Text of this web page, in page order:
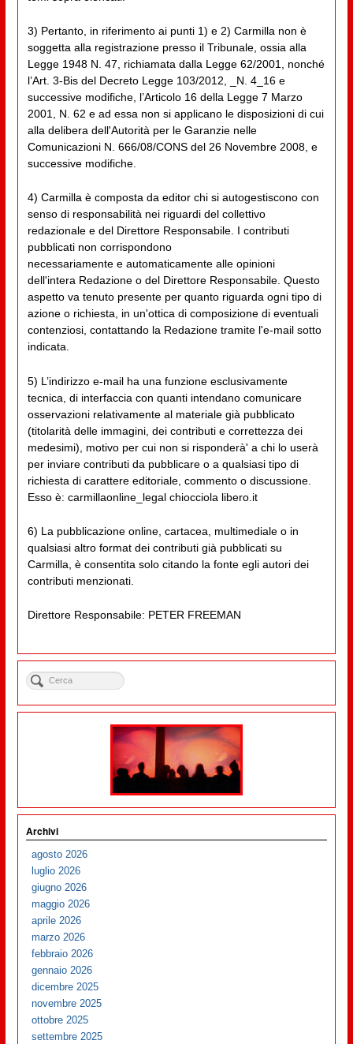
3) Pertanto, in riferimento ai punti 1) e 2) Carmilla non è
soggetta alla registrazione presso il Tribunale, ossia alla
Legge 1948 N. 47, richiamata dalla Legge 62/2001, nonché
l’Art. 3-Bis del Decreto Legge 103/2012, _N. 4_16 e
successive modifiche, l’Articolo 16 della Legge 7 Marzo
2001, N. 62 e ad essa non si applicano le disposizioni di cui
alla delibera dell'Autorità per le Garanzie nelle
Comunicazioni N. 666/08/CONS del 26 Novembre 2008, e
successive modifiche.
4) Carmilla è composta da editor chi si autogestiscono con
senso di responsabilità nei riguardi del collettivo
redazionale e del Direttore Responsabile. I contributi
pubblicati non corrispondono
necessariamente e automaticamente alle opinioni
dell'intera Redazione o del Direttore Responsabile. Questo
aspetto va tenuto presente per quanto riguarda ogni tipo di
azione o richiesta, in un'ottica di composizione di eventuali
contenziosi, contattando la Redazione tramite l'e-mail sotto
indicata.
5) L’indirizzo e-mail ha una funzione esclusivamente
tecnica, di interfaccia con quanti intendano comunicare
osservazioni relativamente al materiale già pubblicato
(titolarità delle immagini, dei contributi e correttezza dei
medesimi), motivo per cui non si risponderà' a chi lo userà
per inviare contributi da pubblicare o a qualsiasi tipo di
richiesta di carattere editoriale, commento o discussione.
Esso è: carmillaonline_legal chiocciola libero.it
6) La pubblicazione online, cartacea, multimediale o in
qualsiasi altro format dei contributi già pubblicati su
Carmilla, è consentita solo citando la fonte egli autori dei
contributi menzionati.
Direttore Responsabile: PETER FREEMAN
Archivi
agosto 2026
luglio 2026
giugno 2026
maggio 2026
aprile 2026
marzo 2026
febbraio 2026
gennaio 2026
dicembre 2025
novembre 2025
ottobre 2025
settembre 2025